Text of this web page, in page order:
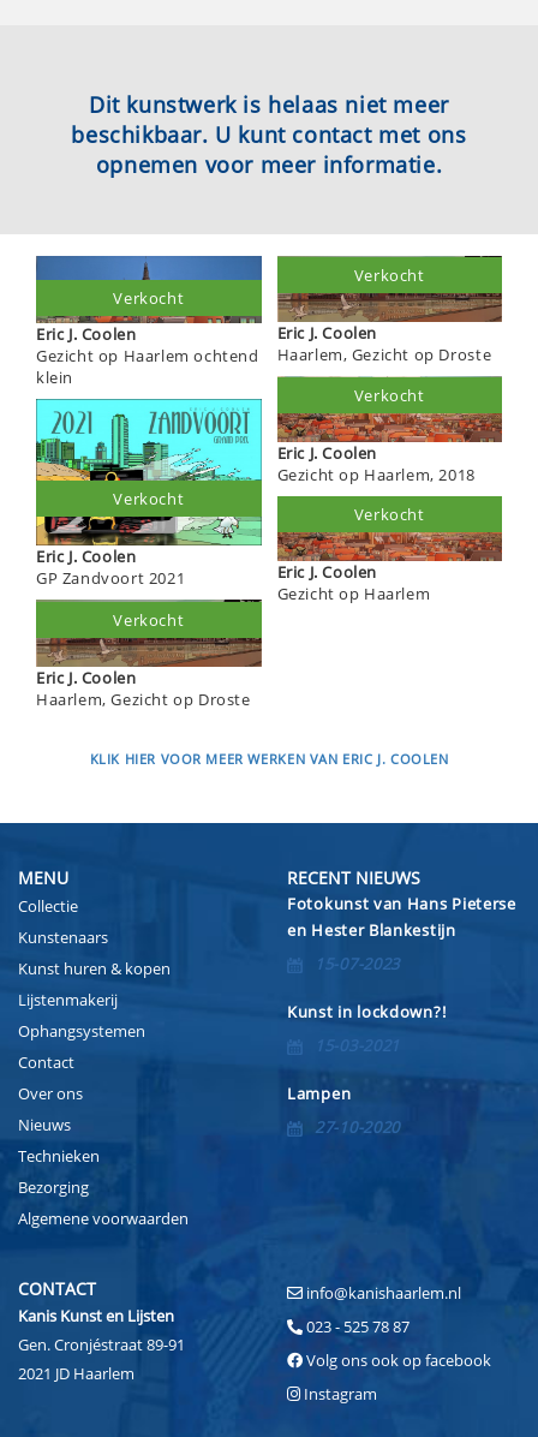
Dit kunstwerk is helaas niet meer
beschikbaar. U kunt contact met ons
opnemen voor meer informatie.
Eric J. Coolen
Gezicht op Haarlem ochtend
klein
Verkocht
Eric J. Coolen
GP Zandvoort 2021
Verkocht
Eric J. Coolen
Haarlem, Gezicht op Droste
Verkocht
Eric J. Coolen
Haarlem, Gezicht op Droste
Verkocht
Eric J. Coolen
Gezicht op Haarlem, 2018
Verkocht
Eric J. Coolen
Gezicht op Haarlem
Verkocht
KLIK HIER VOOR MEER WERKEN VAN ERIC J. COOLEN
MENU
Collectie
Kunstenaars
Kunst huren & kopen
Lijstenmakerij
Ophangsystemen
Contact
Over ons
Nieuws
Technieken
Bezorging
Algemene voorwaarden
RECENT NIEUWS
Fotokunst van Hans Pieterse
en Hester Blankestijn
15-07-2023
Kunst in lockdown?!
15-03-2021
Lampen
27-10-2020
CONTACT
Kanis Kunst en Lijsten
Gen. Cronjéstraat 89-91
2021 JD Haarlem
info@kanishaarlem.nl
023 - 525 78 87
Volg ons ook op facebook
Instagram